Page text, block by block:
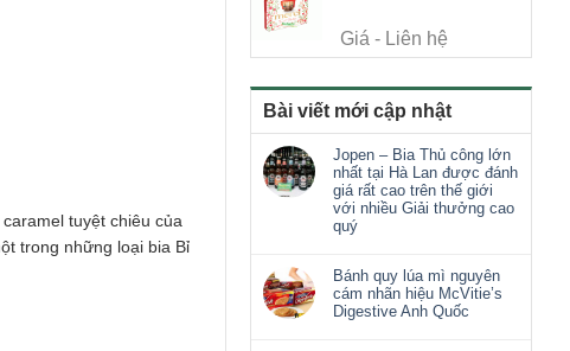
Giá - Liên hệ
Bài viết mới cập nhật
Jopen – Bia Thủ công lớn
nhất tại Hà Lan được đánh
giá rất cao trên thế giới
với nhiều Giải thưởng cao
quý
Bánh quy lúa mì nguyên
cám nhãn hiệu McVitie’s
Digestive Anh Quốc
tuyệt chiêu của
trong những loại bia Bỉ